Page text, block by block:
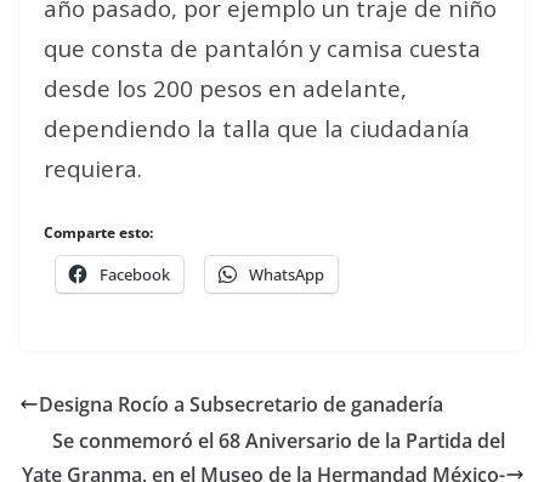
año pasado, por ejemplo un traje de niño
que consta de pantalón y camisa cuesta
desde los 200 pesos en adelante,
dependiendo la talla que la ciudadanía
requiera.
Comparte esto:
Facebook WhatsApp
Designa Rocío a Subsecretario de ganadería
Se conmemoró el 68 Aniversario de la Partida del
Yate Granma, en el Museo de la Hermandad México-